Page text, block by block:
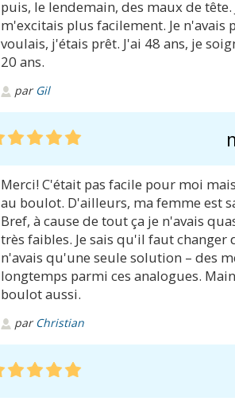
puis, le lendemain, des maux de
m'excitais plus facilement. Je
voulais, j'étais prêt. J'ai 48 ans, je
20 ans.
par Gil
Merci! C'était pas facile pour moi
au boulot. D'ailleurs, ma femme est
Bref, à cause de tout ça je n'avais
très faibles. Je sais qu'il faut
n'avais qu'une seule solution – des
longtemps parmi ces analogues.
boulot aussi.
parChristian